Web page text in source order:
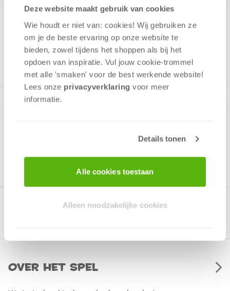
Deze website maakt gebruik van cookies
Wie houdt er niet van: cookies! Wij gebruiken ze
om je de beste ervaring op onze website te
bieden, zowel tijdens het shoppen als bij het
opdoen van inspiratie. Vul jouw cookie-trommel
met alle 'smaken' voor de best werkende website​!
Lees onze privacyverklaring voor meer
informatie.
Details tonen
Alle cookies toestaan
Alleen noodzakelijke cookies
v.a. 10 jaar
Gerelateerde producten
Over het spel